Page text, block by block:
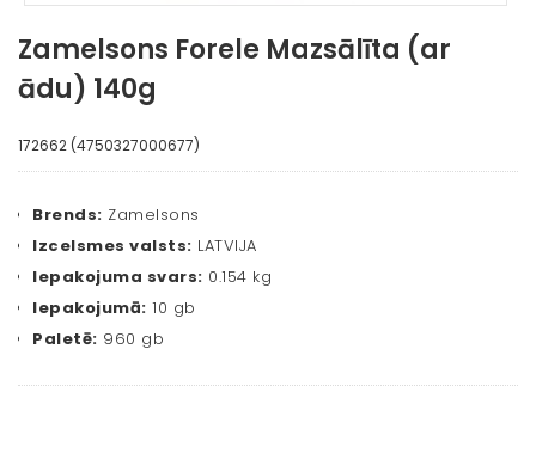
Zamelsons Forele Mazsālīta (ar
ādu) 140g
172662 (4750327000677)
Brends: Zamelsons
Izcelsmes valsts: LATVIJA
Iepakojuma svars: 0.154 kg
Iepakojumā: 10 gb
Paletē: 960 gb